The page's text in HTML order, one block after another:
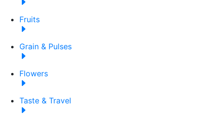
Fruits
Grain & Pulses
Flowers
Taste & Travel